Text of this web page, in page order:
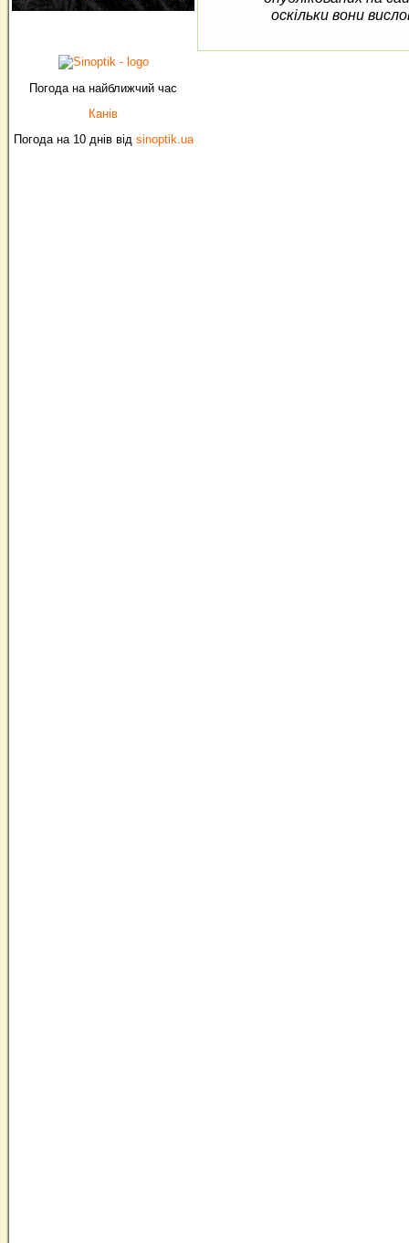
Погода на найближчий час
Канів
Погода на 10 днів від sinoptik.ua
оскільки вони